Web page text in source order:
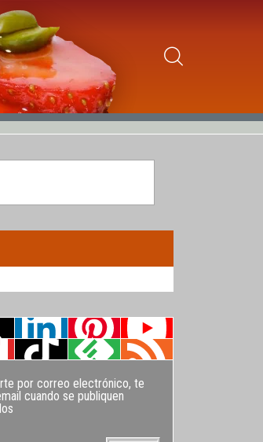
por correo electrónico, te
cuando se publiquen